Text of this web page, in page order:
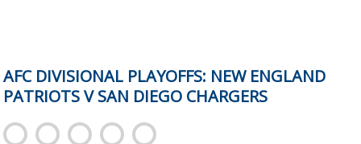
AFC DIVISIONAL PLAYOFFS: NEW ENGLAND
PATRIOTS V SAN DIEGO CHARGERS